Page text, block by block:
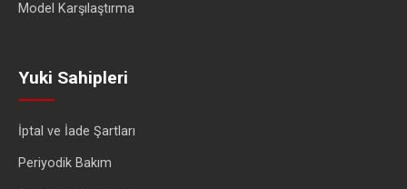
Model Karşılaştırma
Yuki Sahipleri
İptal ve İade Şartları
Periyodik Bakım